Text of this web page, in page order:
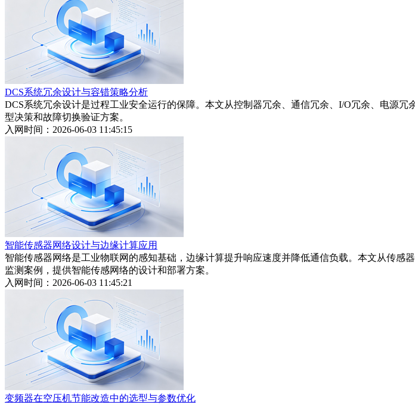
DCS系统冗余设计与容错策略分析
DCS系统冗余设计是过程工业安全运行的保障。本文从控制器冗余、通信冗余、I/O冗余、电源
型决策和故障切换验证方案。
入网时间：2026-06-03 11:45:15
智能传感器网络设计与边缘计算应用
智能传感器网络是工业物联网的感知基础，边缘计算提升响应速度并降低通信负载。本文从传
监测案例，提供智能传感网络的设计和部署方案。
入网时间：2026-06-03 11:45:21
变频器在空压机节能改造中的选型与参数优化